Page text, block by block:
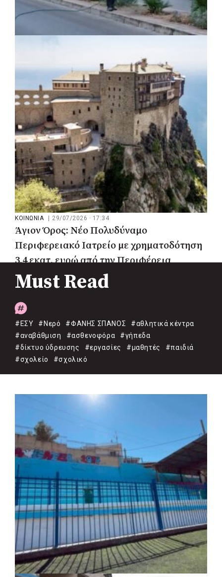
επιφυλακή μετά από επιβεβαιωμένο
κρούσμα του ιού του Δυτικού Νείλου
ΚΟΙΝΩΝΙΑ | 29/07/2026 · 17:34
Άγιον Όρος: Νέο Πολυδύναμο
Περιφερειακό Ιατρείο με χρηματοδότηση
3,4 εκατ. ευρώ από την Περιφέρεια
Must Read
#ΕΣΥ #Νερό #ΦΑΝΗΣ ΣΠΑΝΟΣ
#αθλητικά κέντρα
#αναβάθμιση
#ασθενοφόρα
#γήπεδα
#δίκτυο ύδρευσης
#εργασίες #μαθητές
#παιδιά
#σχολείο
#σχολικό